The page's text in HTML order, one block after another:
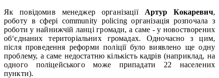
Як повідомив менеджер організації Артур Кокаревич,
роботу в сфері community policing організація розпочала з
роботи у найнижчій ланці громади, а саме - у новостворених
об‘єднаних територіальних громадах. Одночасно з цим,
після проведення реформи поліції було виявлено ще одну
проблему, а саме недостатню кількість кадрів (наприклад, на
одного поліцейського може припадати 22 населених
пункти).